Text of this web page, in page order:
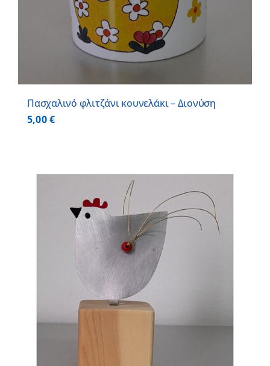
Πασχαλινό φλιτζάνι κουνελάκι – Διονύση
5,00€